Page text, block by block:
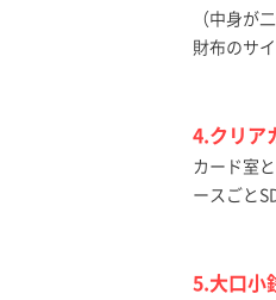
（中身が
財布のサ
4.クリア
カード室
ースごと
5.大口小